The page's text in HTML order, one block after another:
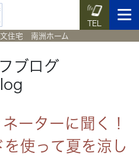
TEL
暮らしのコラム
文住宅 南洲ホーム
ブログ
ーターに聞く！
使って夏を涼し